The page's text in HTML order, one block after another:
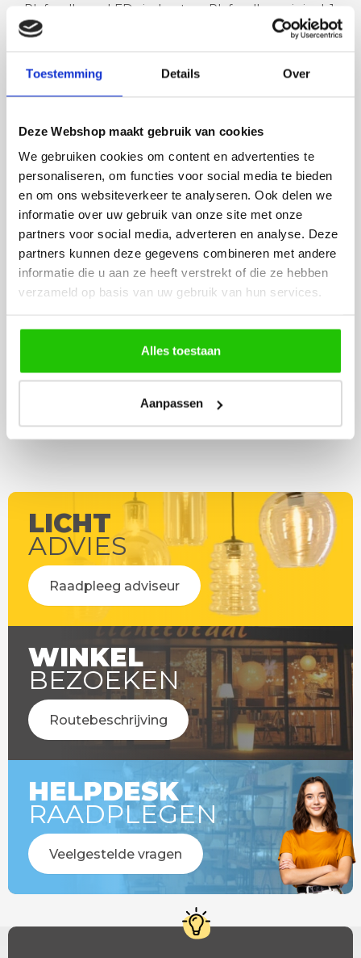
Toestemming Details Over
Deze Webshop maakt gebruik van cookies
We gebruiken cookies om content en advertenties te
personaliseren, om functies voor social media te bieden
en om ons websiteverkeer te analyseren. Ook delen we
informatie over uw gebruik van onze site met onze
partners voor social media, adverteren en analyse. Deze
partners kunnen deze gegevens combineren met andere
informatie die u aan ze heeft verstrekt of die ze hebben
verzameld op basis van uw gebruik van hun services.
Alles toestaan
Aanpassen
Plafondlamp LED vierkant rvs Plafondlamp is incl. 1
x 25 watt LED Dit is te vergelijken met 1 x 170 watt
Rian
Fijne site waar ik een mooie
lamp heb uitgekozen en
besteld. De volgende dag
werd deze al bezorgd. Super
netjes en veilig verpakt.
Anne
Het bestellen,
leveren verliep vlot en
volledig naar wens.
artikel is zeer mooi
veel sfeer, het is ook
LICHT
ADVIES
Raadpleeg adviseur
WINKEL
BEZOEKEN
Routebeschrijving
HELPDESK
RAADPLEGEN
Veelgestelde vragen